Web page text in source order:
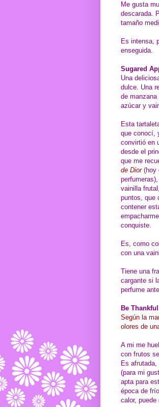
Me gusta
descarada.
tamaño
Es intensa,
enseguida.
Sugared
Una
dulce. Una
de
azúcar y
Esta
que conocí,
convirtió en
desde el
que me
de Dior(hoy
vainilla
puntos, que
contener
conquiste.
Es, como
con una
Tiene una
cargante si
perfume
Be Thankful
Según la
olores de
A mi me
con frutos
Es
(para mi
apta para
época de
calor, puede